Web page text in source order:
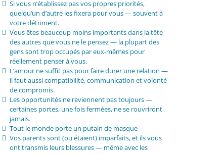
Si vous n’établissez pas vos propres priorités,
quelqu’un d’autre les fixera pour vous — souvent à
votre détriment.
Vous êtes beaucoup moins importants dans la tête
des autres que vous ne le pensez — la plupart des
gens sont trop occupés par eux-mêmes pour
réellement penser à vous.
L’amour ne suffit pas pour faire durer une relation —
il faut aussi compatibilité, communication et volonté
de compromis.
Les opportunités ne reviennent pas toujours —
certaines portes, une fois fermées, ne se rouvriront
jamais.
Tout le monde porte un putain de masque
Vos parents sont (ou étaient) imparfaits, et ils vous
ont transmis leurs blessures — même avec les